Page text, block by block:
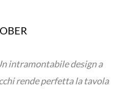
intramontabile design a
rende perfetta la tavola